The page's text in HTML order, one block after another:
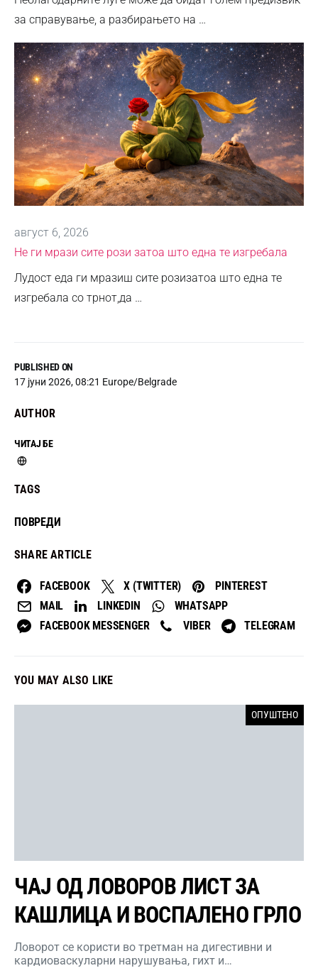
PUBLISHED ON
17 јуни 2026, 08:21 Europe/Belgrade
AUTHOR
ЧИТАЈ БЕ
TAGS
ПОВРЕДИ
SHARE ARTICLE
FACEBOOK X (TWITTER)
PINTEREST
MAIL
LINKEDIN
WHATSAPP
FACEBOOK MESSENGER
VIBER TELEGRAM
за справување, а разбирањето на …
август 6, 2026
Не ги мрази сите рози затоа што една те изгребала
Лудост еда ги мразиш сите розизатоа што една те
изгребала со трнот,да …
YOU MAY ALSO LIKE
ОПУШТЕНО
ЧАЈ ОД ЛОВОРОВ ЛИСТ ЗА
КАШЛИЦА И ВОСПАЛЕНО ГРЛО
Ловорот се користи во третман на дигестивни и
кардиоваскуларни нарушувања, гихт и…